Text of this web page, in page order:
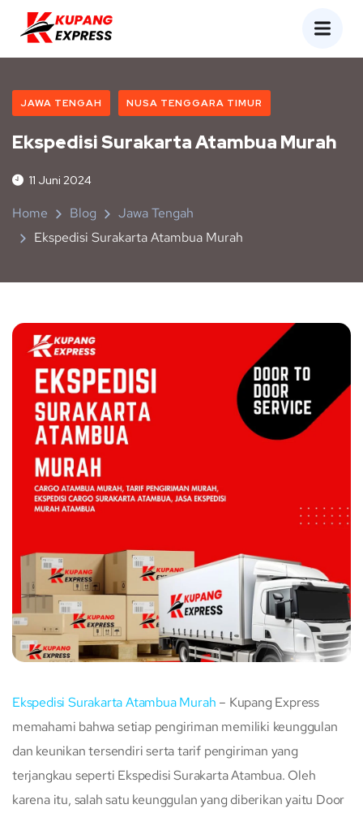
JAWA TENGAH NUSA TENGGARA TIMUR
Ekspedisi Surakarta Atambua Murah
11 Juni 2024
Home Blog
Jawa Tengah
Ekspedisi Surakarta Atambua Murah
Ekspedisi Surakarta Atambua Murah – Kupang Express
memahami bahwa setiap pengiriman memiliki keunggulan
dan keunikan tersendiri serta tarif pengiriman yang
terjangkau seperti Ekspedisi Surakarta Atambua. Oleh
karena itu, salah satu keunggulan yang diberikan yaitu Door